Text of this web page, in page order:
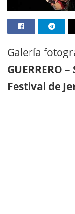
Galería
GUERRERO
Festival de